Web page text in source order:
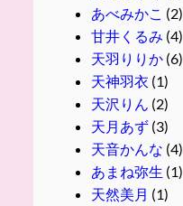
あべみかこ (2)
甘井くるみ (4)
天羽りりか(6)
天神羽衣 (1)
天沢りん (2)
天月あず(3)
天音かんな (4)
あまね弥生 (1)
天然美月 (1)